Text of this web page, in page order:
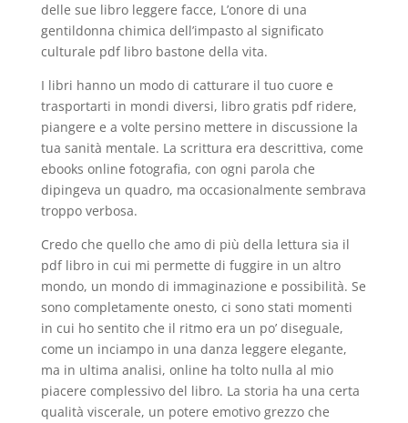
delle sue libro leggere facce, L’onore di una
gentildonna chimica dell’impasto al significato
culturale pdf libro bastone della vita.
I libri hanno un modo di catturare il tuo cuore e
trasportarti in mondi diversi, libro gratis pdf ridere,
piangere e a volte persino mettere in discussione la
tua sanità mentale. La scrittura era descrittiva, come
ebooks online fotografia, con ogni parola che
dipingeva un quadro, ma occasionalmente sembrava
troppo verbosa.
Credo che quello che amo di più della lettura sia il
pdf libro in cui mi permette di fuggire in un altro
mondo, un mondo di immaginazione e possibilità. Se
sono completamente onesto, ci sono stati momenti
in cui ho sentito che il ritmo era un po’ diseguale,
come un inciampo in una danza leggere elegante,
ma in ultima analisi, online ha tolto nulla al mio
piacere complessivo del libro. La storia ha una certa
qualità viscerale, un potere emotivo grezzo che